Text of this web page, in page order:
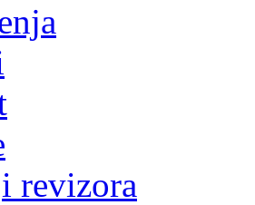
revizora